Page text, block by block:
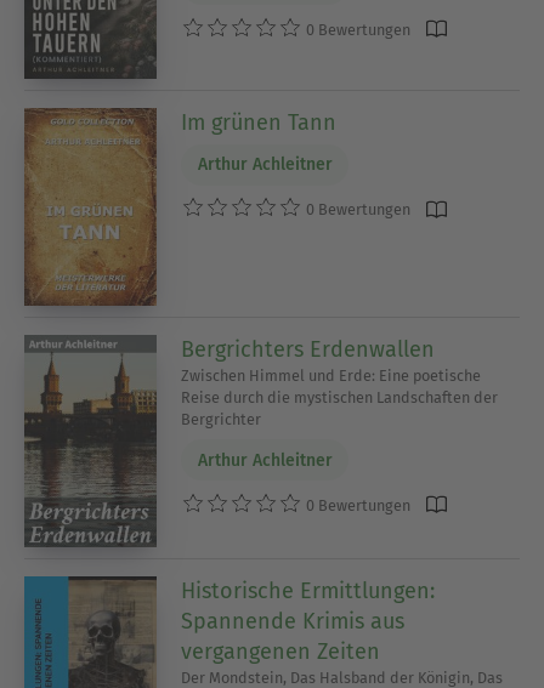
0 Bewertungen
Im grünen Tann
Arthur Achleitner
0 Bewertungen
Bergrichters Erdenwallen
Zwischen Himmel und Erde: Eine poetische
Reise durch die mystischen Landschaften der
Bergrichter
Arthur Achleitner
0 Bewertungen
Historische Ermittlungen:
Spannende Krimis aus
vergangenen Zeiten
Der Mondstein, Das Halsband der Königin, Das